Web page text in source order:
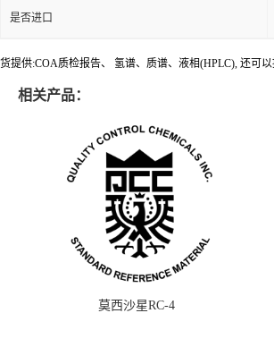
是否进口
货提供:COA质检报告、 氢谱、质谱、液相(HPLC), 还可
相关产品：
莫西沙星RC-4